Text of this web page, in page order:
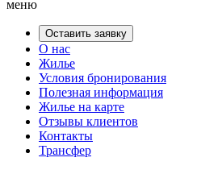
меню
Оставить заявку
О нас
Жилье
Условия бронирования
Полезная информация
Жилье на карте
Отзывы клиентов
Контакты
Трансфер